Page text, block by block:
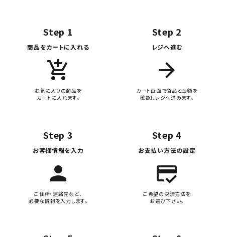
Step 1
商品をカートに入れる
add_shopping_cart
お気に入りの商品を
カートに入れます。
Step 2
レジへ進む
arrow_forward
カート画面で商品と金額を
確認しレジへ進みます。
Step 3
お客様情報を入力
person
ご住所・連絡先など、
必要な情報を入力します。
Step 4
お支払い方法の設定
credit_score
ご希望の決済方法を
お選び下さい。